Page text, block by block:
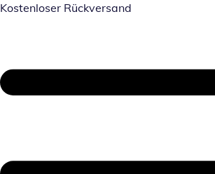
Kostenloser Rückversand